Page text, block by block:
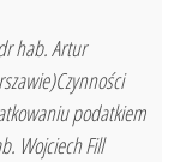
hab. Artur
podatkiem
Wojciech Fill